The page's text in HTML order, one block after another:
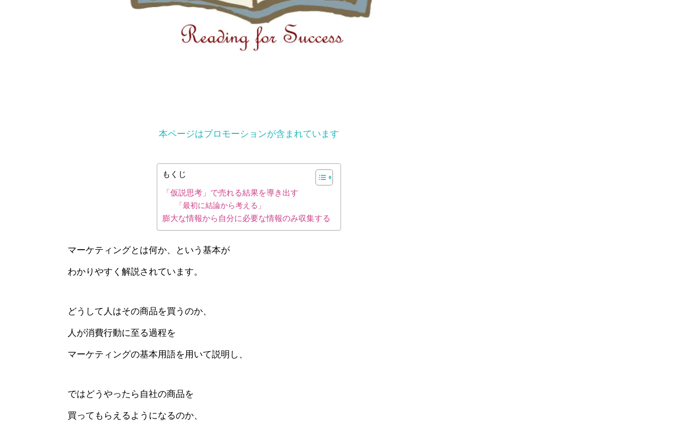
本ページはプロモーションが含まれています
もくじ
「仮説思考」で売れる結果を導き出す
「最初に結論から考える」
膨大な情報から自分に必要な情報のみ収集する
マーケティングとは何か、という基本が
わかりやすく解説されています。
どうして人はその商品を買うのか、
人が消費行動に至る過程を
マーケティングの基本用語を用いて説明し、
ではどうやったら自社の商品を
買ってもらえるようになるのか、